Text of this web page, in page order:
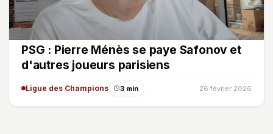
PSG : Pierre Ménès se paye Safonov et
d'autres joueurs parisiens
Ligue des Champions 3 min 26 février 2026